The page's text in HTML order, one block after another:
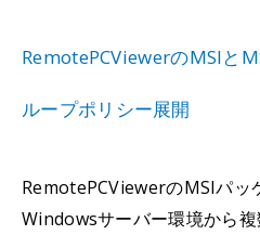
RemotePCViewerのMSIと
ループポリシー展開
RemotePCViewerのMSIパッ
Windowsサーバー環境から